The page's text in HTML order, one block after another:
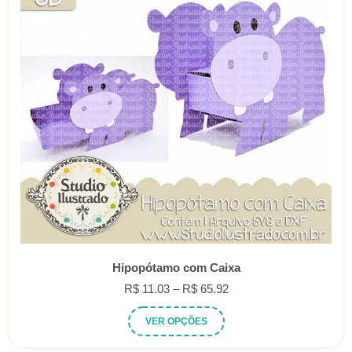
ser
escolhidas
na
página
Hipopótamo com Caixa
R$11.03 – R$65.92Faixa
VER OPÇÕES
produto
tem